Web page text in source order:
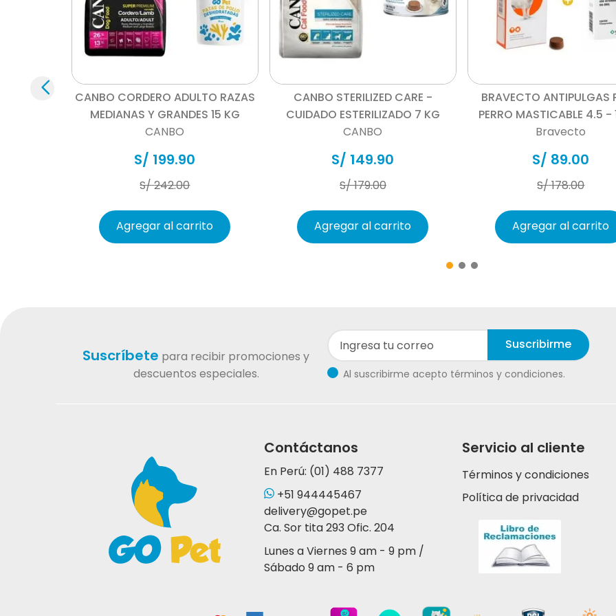
Cada 1 mL contiene:
…… 50 mg; DL-
………………………………. 17 mg;
……….. 8.50 mg; Vitamina
Excipientes
CANBO CORDERO ADULTO RAZAS
MEDIANAS Y GRANDES 15 KG
CANBO
S/ 199.90
S/242.00
Agregar al carrito
CANBO STERILIZED CARE -
CUIDADO ESTERILIZADO 7 KG
CANBO
S/ 149.90
S/179.00
Agregar al carrito
BRAVECTO ANTIPULGAS
PERRO MASTICABLE 4.5 -
Bravecto
S/ 89.00
S/178.00
Agregar al carrito
Suscríbete para recibir promociones y
descuentos especiales.
Suscribirme
Al suscribirme acepto términos y condiciones.
Contáctanos
En Perú: (01) 488 7377
+51 944445467
delivery@gopet.pe
Ca. Sor tita 293 Ofic. 204
Lunes a Viernes 9 am - 9 pm /
Sábado 9 am - 6 pm
Servicio al cliente
Términos y condiciones
Política de privacidad